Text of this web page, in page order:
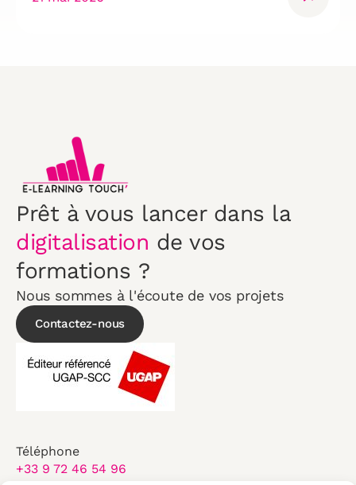
Prêt à vous lancer dans la
digitalisation de vos
formations ?
Nous sommes à l'écoute de vos projets
Contactez-nous
Téléphone
+33 9 72 46 54 96